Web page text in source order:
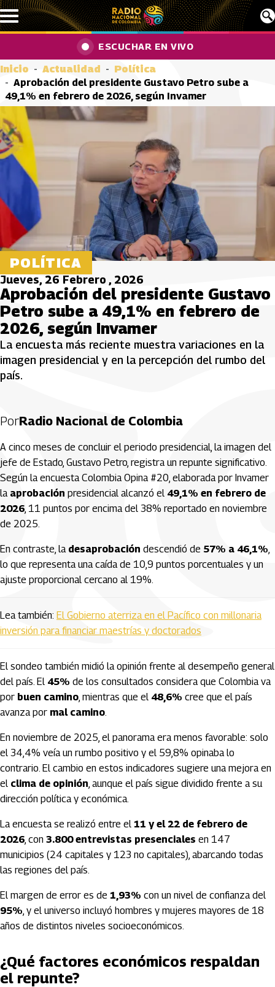
Pasar al contenido principal
ESCUCHAR EN VIVO
Inicio Actualidad
Política
Aprobación del presidente Gustavo Petro sube a
49,1% en febrero de 2026, según Invamer
POLÍTICA
Jueves, 26 Febrero , 2026
Aprobación del presidente Gustavo
Petro sube a 49,1% en febrero de
2026, según Invamer
La encuesta más reciente muestra variaciones en la
imagen presidencial y en la percepción del rumbo del
país.
PorRadio Nacional de Colombia
A cinco meses de concluir el periodo presidencial, la imagen del
jefe de Estado, Gustavo Petro, registra un repunte significativo.
Según la encuesta Colombia Opina #20, elaborada por Invamer
la aprobación presidencial alcanzó el 49,1% en febrero de
2026, 11 puntos por encima del 38% reportado en noviembre
de 2025.
En contraste, la desaprobación descendió de 57% a 46,1%,
lo que representa una caída de 10,9 puntos porcentuales y un
ajuste proporcional cercano al 19%.
Lea también: El Gobierno aterriza en el Pacífico con millonaria
inversión para financiar maestrías y doctorados
El sondeo también midió la opinión frente al desempeño general
del país. El 45% de los consultados considera que Colombia va
por buen camino, mientras que el 48,6% cree que el país
avanza por mal camino.
En noviembre de 2025, el panorama era menos favorable: solo
el 34,4% veía un rumbo positivo y el 59,8% opinaba lo
contrario. El cambio en estos indicadores sugiere una mejora en
el clima de opinión, aunque el país sigue dividido frente a su
dirección política y económica.
La encuesta se realizó entre el 11 y el 22 de febrero de
2026, con 3.800 entrevistas presenciales en 147
municipios (24 capitales y 123 no capitales), abarcando todas
las regiones del país.
El margen de error es de 1,93% con un nivel de confianza del
95%, y el universo incluyó hombres y mujeres mayores de 18
años de distintos niveles socioeconómicos.
¿Qué factores económicos respaldan
el repunte?